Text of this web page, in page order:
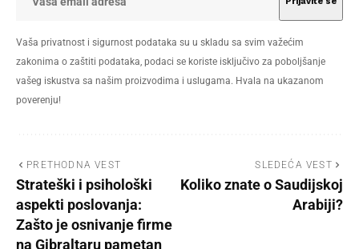
Vaša privatnost i sigurnost podataka su u skladu sa svim važećim
zakonima o zaštiti podataka, podaci se koriste isključivo za poboljšanje
vašeg iskustva sa našim proizvodima i uslugama. Hvala na ukazanom
poverenju!
PRETHODNA VEST
Strateški i psihološki
aspekti poslovanja:
Zašto je osnivanje firme
na Gibraltaru pametan
SLEDEĆA VEST
Koliko znate o Saudijskoj
Arabiji?